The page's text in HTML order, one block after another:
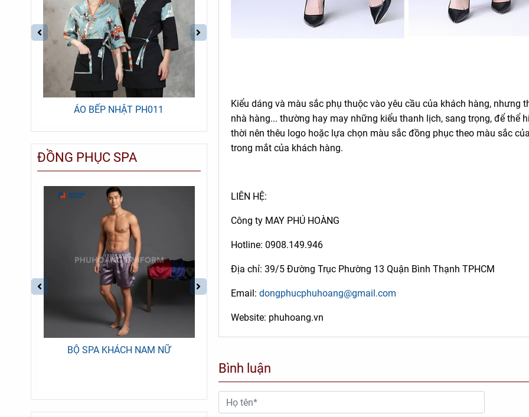
Kiểu dáng và màu sắc phụ thuộc vào yêu cầu của khách hàng, nhưng
nhà hàng... thường hay may những kiểu thanh lịch, sang trọng, để thể
thời nên thêu logo hoặc lựa chọn màu sắc đồng phục theo màu sắc
trong mắt của khách hàng.
LIÊN HỆ:
Công ty MAY PHÚ HOÀNG
Hotline: 0908.149.946
Địa chỉ: 39/5 Đường Trục Phường 13 Quận Bình Thạnh TPHCM
Email: dongphucphuhoang@gmail.com
Website: phuhoang.vn
Bình luận
ÁO BẾP NHẬT PH011 ÁO BẾP NHẬT PH006 ÁO BẾP NHẬT PH004
ĐỒNG PHỤC SPA
BỘ SPA KHÁCH NAM NỮ
MÀU NÂU CÀ PHÊ
150.000đ
-25%
150.000đ